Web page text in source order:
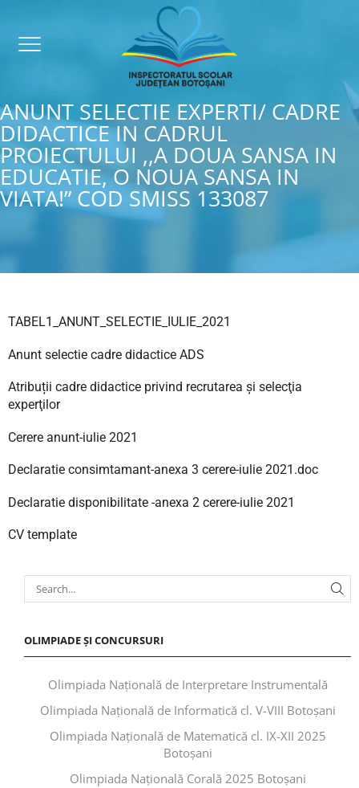
ANUNT SELECTIE EXPERTI/ CADRE
DIDACTICE IN CADRUL
PROIECTULUI ,,A DOUA SANSA IN
EDUCATIE, O NOUA SANSA IN
VIATA!” COD SMISS 133087
TABEL1_ANUNT_SELECTIE_IULIE_2021
Anunt selectie cadre didactice ADS
Atribuții cadre didactice privind recrutarea și selecţia
experţilor
Cerere anunt-iulie 2021
Declaratie consimtamant-anexa 3 cerere-iulie 2021.doc
Declaratie disponibilitate -anexa 2 cerere-iulie 2021
CV template
OLIMPIADE ȘI CONCURSURI
Olimpiada Națională de Interpretare Instrumentală
Olimpiada Națională de Informatică cl. V-VIII Botoșani
Olimpiada Națională de Matematică cl. IX-XII 2025
Botoșani
Olimpiada Națională Corală 2025 Botoșani